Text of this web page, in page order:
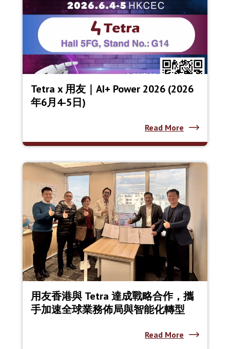
Tetra x 用友｜AI+ Power 2026 (2026
年6月4-5日)
Read More
用友香港與 Tetra 達成戰略合作，攜
手加速全球業務佈局與智能化轉型
Read More